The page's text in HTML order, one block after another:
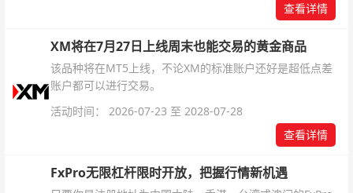
查看详情
XM将在7月27日上线周末也能交易的黄金商品
该品种将在MT5上线，不论XM的标准账户还好是超低点差
账户都可以进行交易。
活动时间： 2026-07-23 至 2028-07-28
查看详情
FxPro无限杠杆限时开放，把握行情新机遇